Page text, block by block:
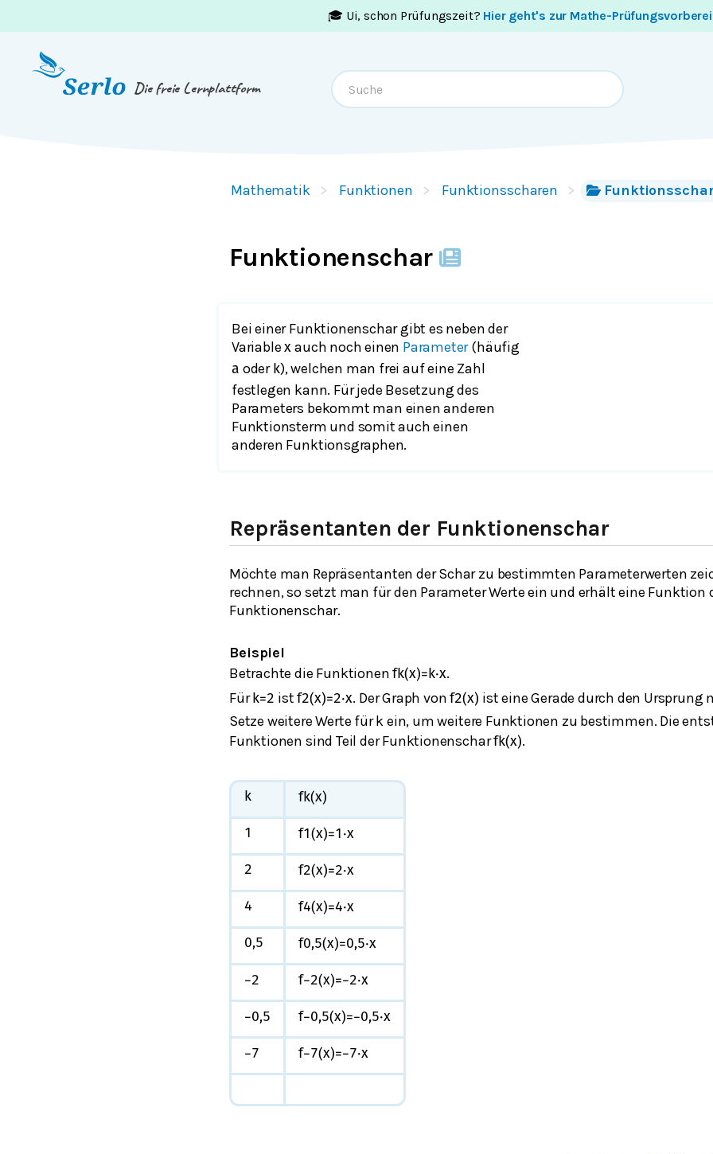
🎓 Ui, schon Prüfungszeit? Hier geht's zur Mathe-
Die freie Lernplattform
Mathematik Funktionen Funktionsscharen
Funktionenschar
Bei einer Funktionenschar gibt es neben der
Variablex auch noch einen Parameter(häufig
a oder k), welchen man frei auf eine Zahl
festlegen kann. Für jede Besetzung des
Parameters bekommt man einen anderen
Funktionsterm und somit auch einen
anderen Funktionsgraphen.
Repräsentanten der Funktionenschar
Möchte man Repräsentanten der Schar zu bestimmten Parameterwerten
rechnen, so setzt man für den Parameter Werte ein und erhält eine Funktion
Funktionenschar.
Beispiel
Betrachte die Funktionenfk(x)= k⋅x.
Für k=2 istf2(x)=2⋅x. Der Graph vonf2(x) ist eine Gerade durch den Ursprung
Setze weitere Werte für k ein, um weitere Funktionen zu bestimmen. Die
Funktionen sind Teil der Funktionenscharfk(x).
k fk(x)
1 f1 (x)=1 ⋅x
2 f2(x)=2⋅x
4 f4(x)=4⋅x
0,5 f0,5(x)=0,5⋅x
−2 f−2(x)=−2⋅x
−0,5 f−0,5(x)=−0,5⋅x
−7 f−7(x)=−7⋅x